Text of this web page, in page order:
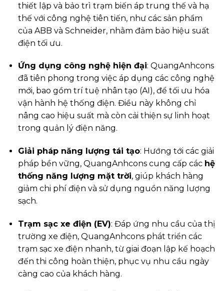
thiết lập và bảo trì trạm biến áp trung thế và hạ
thế với công nghệ tiên tiến, như các sản phẩm
của ABB và Schneider, nhằm đảm bảo hiệu suất
điện tối ưu.
Ứng dụng công nghệ hiện đại: QuangAnhcons
đã tiên phong trong việc áp dụng các công nghệ
mới, bao gồm trí tuệ nhân tạo (AI), để tối ưu hóa
vận hành hệ thống điện. Điều này không chỉ
nâng cao hiệu suất mà còn cải thiện sự linh hoạt
trong quản lý điện năng.
Giải pháp năng lượng tái tạo: Hướng tới các giải
pháp bền vững, QuangAnhcons cung cấp các hệ
thống năng lượng mặt trời, giúp khách hàng
giảm chi phí điện và sử dụng nguồn năng lượng
sạch.
Trạm sạc xe điện (EV): Đáp ứng nhu cầu của thị
trường xe điện, QuangAnhcons phát triển các
trạm sạc xe điện nhanh, từ giai đoạn lập kế hoạch
đến thi công hoàn thiện, phục vụ nhu cầu ngày
càng cao của khách hàng.